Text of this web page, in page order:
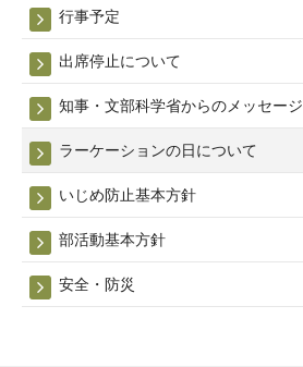
日
に
つ
い
て
2026
月
26
日
行事予定
出席停止について
知事・文部科学省からのメッセージ
ラーケーションの日について
いじめ防止基本方針
部活動基本方針
安全・防災